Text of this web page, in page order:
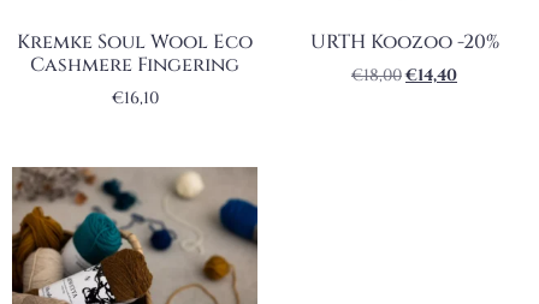
Kremke Soul Wool Eco
Cashmere Fingering
€16,10
URTH Koozoo -20%
€18,00€14,40